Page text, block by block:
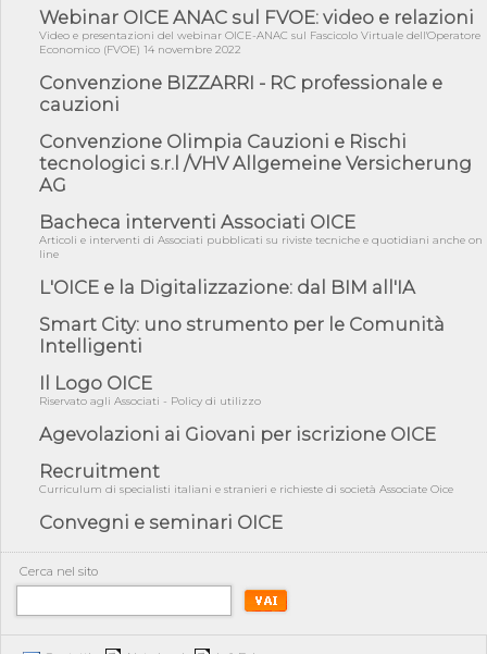
05/08/26 - Successo OICE per il bando della Città metropolitana
di Reg...
Campa...
04/08/26 - DL PA: previste cancellazioni da elenchi professionisti
04/08/26 - International Sustainable Buildings Competition -
COP31, An...
impugnar...
04/08/26 - Rapporto Anac corruzione 2020-2026: procedimenti
04/08/26 - CdS: partecipazione alla gara non equivale ad
acquiescenza r...
04/08/26 - DL Infrastrutture approvato alla Camera, passa ora al
03/08/26 - TAR Piemonte: RUP può avvalersi di consulente
03/08/26 - Gruppo FS: nel primo semestre 2026 3 mld di
aggiudicazioni e...
03/08/26 - Conferenza Obiettivo Export: Imprese e Territori del
per eseg...
03/08/26 - TAR Lazio - Latina: omesso sopralluogo obbligatorio
03/08/26 - Investimenti stradali nei piccoli Comuni: dal MIT
Webinar OICE ANAC sul FVOE: video e relazioni
Video e presentazioni del webinar OICE-ANAC sul Fascicolo Virtuale dell'Operatore
Economico (FVOE) 14 novembre 2022
Convenzione BIZZARRI - RC professionale e
cauzioni
Convenzione Olimpia Cauzioni e Rischi
tecnologici s.r.l /VHV Allgemeine Versicherung
AG
Bacheca interventi Associati OICE
Articoli e interventi di Associati pubblicati su riviste tecniche e quotidiani anche on
line
L'OICE e la Digitalizzazione: dal BIM all'IA
Smart City: uno strumento per le Comunità
Intelligenti
Il Logo OICE
Riservato agli Associati - Policy di utilizzo
Agevolazioni ai Giovani per iscrizione OICE
Recruitment
Curriculum di specialisti italiani e stranieri e richieste di società Associate Oice
Convegni e seminari OICE
Cerca nel sito